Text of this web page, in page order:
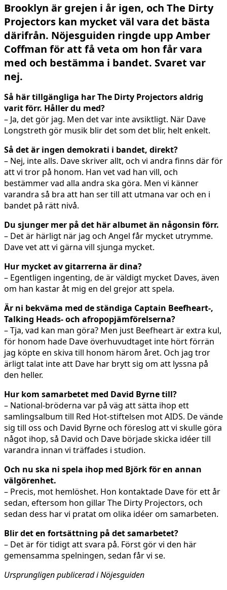
Brooklyn är grejen i år igen, och The Dirty
Projectors kan mycket väl vara det bästa
därifrån. Nöjesguiden ringde upp Amber
Coffman för att få veta om hon får vara
med och bestämma i bandet. Svaret var
nej.
Så här tillgängliga har The Dirty Projectors aldrig
varit förr. Håller du med?
– Ja, det gör jag. Men det var inte avsiktligt. När Dave
Longstreth gör musik blir det som det blir, helt enkelt.
Så det är ingen demokrati i bandet, direkt?
– Nej, inte alls. Dave skriver allt, och vi andra finns där för
att vi tror på honom. Han vet vad han vill, och
bestämmer vad alla andra ska göra. Men vi känner
varandra så bra att han ser till att utmana var och en i
bandet på rätt nivå.
Du sjunger mer på det här albumet än någonsin förr.
– Det är härligt när jag och Angel får mycket utrymme.
Dave vet att vi gärna vill sjunga mycket.
Hur mycket av gitarrerna är dina?
– Egentligen ingenting, de är väldigt mycket Daves, även
om han kastar åt mig en del grejor att spela.
Är ni bekväma med de ständiga Captain Beefheart-,
Talking Heads- och afropopjämförelserna?
– Tja, vad kan man göra? Men just Beefheart är extra kul,
för honom hade Dave överhuvudtaget inte hört förrän
jag köpte en skiva till honom härom året. Och jag tror
ärligt talat inte att Dave har brytt sig om att lyssna på
den heller.
Hur kom samarbetet med David Byrne till?
– National-bröderna var på väg att sätta ihop ett
samlingsalbum till Red Hot-stiftelsen mot AIDS. De vände
sig till oss och David Byrne och föreslog att vi skulle göra
något ihop, så David och Dave började skicka idéer till
varandra innan vi träffades i studion.
Och nu ska ni spela ihop med Björk för en annan
välgörenhet.
– Precis, mot hemlöshet. Hon kontaktade Dave för ett år
sedan, eftersom hon gillar The Dirty Projectors, och
sedan dess har vi pratat om olika idéer om samarbeten.
Blir det en fortsättning på det samarbetet?
– Det är för tidigt att svara på. Först gör vi den här
gemensamma spelningen, sedan får vi se.
Ursprungligen publicerad i Nöjesguiden